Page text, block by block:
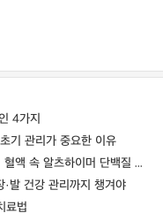
4가지
기 관리가 중요한 이유
“하루 8시간 30분 이상 자면 ‘치매’ 위험?”… 혈액 속 알츠하이머 단백질 늘었다
발 건강 관리까지 챙겨야
료법